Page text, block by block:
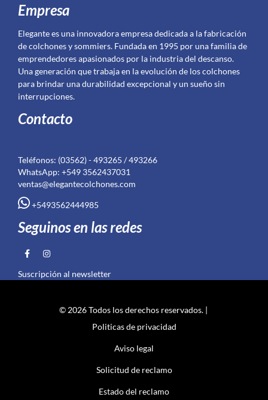
Empresa
Elegante es una innovadora empresa dedicada a la fabricación
de colchones y sommiers. Fundada en 1995 por una familia de
emprendedores apasionados por la industria del descanso.
Una generación que trabaja en la evolución de los colchones
para brindar una durabilidad excepcional y un sueño sin
interrupciones.
Contacto
Teléfonos: (03562) - 493265 / 493266
WhatsApp: +549 3562437031
ventas@elegantecolchones.com
+5493562444985
Seguinos en las redes
Suscripción al newsletter
© 2026 Todos los derechos reservados. |
Politicas de privacidad
Aviso legal
Solicitud de reclamo
Estado del reclamo